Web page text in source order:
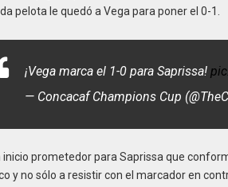
pelota le quedó a Vega para poner el 0-1.
¡Vega marca el 1-0 para Saprissa!
— Concacaf Champions Cup
inicio prometedor para Saprissa que
y no sólo a resistir con el marcador en